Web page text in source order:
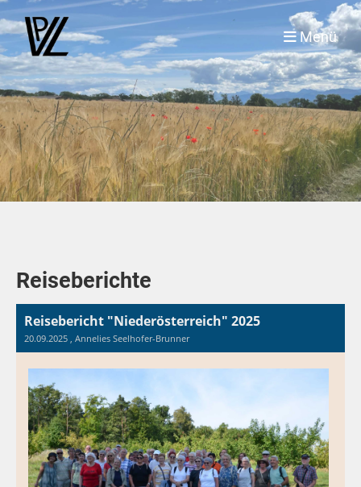
Menü
Reiseberichte
Reisebericht "Niederösterreich" 2025
20.09.2025 , Annelies Seelhofer-Brunner